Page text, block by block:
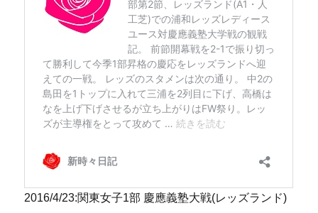
2016/4/23:関東女子1部 慶應義塾大戦(レッズランド)